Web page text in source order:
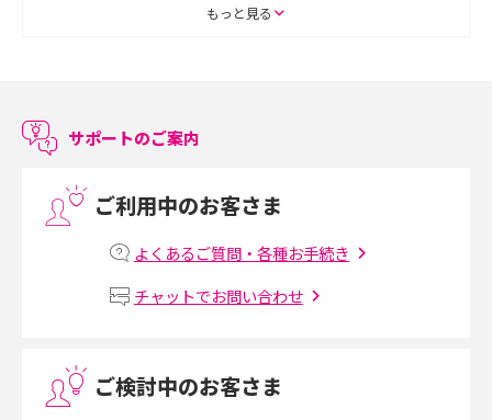
ASMRとは？初心者向けの代表ジャンルや楽しみ方を解説
LINEで友だちを削除する方法は？方法ごとの影響や復活・復元する方法も
プリペイドSIMとは？種類やメリット・デメリット、利用までの流れを解説
Threads（スレッズ）とは？主な機能や登録方法、投稿の仕方を解説
もっと見る
サポートのご案内
ご利用中のお客さま
よくあるご質問・各種お手続き
チャットでお問い合わせ
ご検討中のお客さま